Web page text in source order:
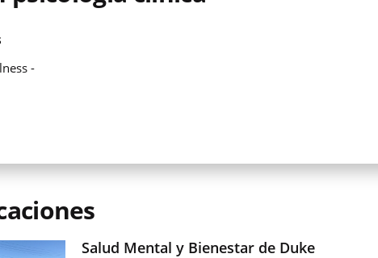
-
Salud Mental y Bienestar de Duke